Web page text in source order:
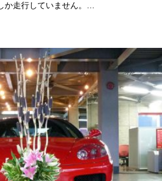
か走行していません。…